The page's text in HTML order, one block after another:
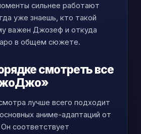
сильнее работают
уже знаешь, кто такой
важен Джозеф и откуда
в общем сюжете.
смотреть все
лучше всего подходит
аниме-адаптаций от
соответствует